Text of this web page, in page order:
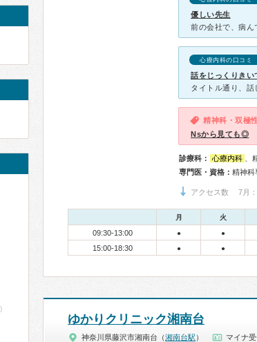
優しい先生
心療内科の口コミ
話をじっくりきい
精神科・双極
Nsから見ても◎
診療科： 心療内科
、
専門医・資格： 精神科
アクセス数 7月：
月 火
09:30-13:00 ● ●
15:00-18:30 ● ●
ゆかりクリニック湘南台
神奈川県藤沢市湘南台（湘南台駅 ） マイナ